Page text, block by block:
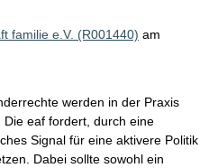
familie e.V. (R001440) am
werden in der Praxis
eaf fordert, durch eine
Signal für eine aktivere Politik
Dabei sollte sowohl ein